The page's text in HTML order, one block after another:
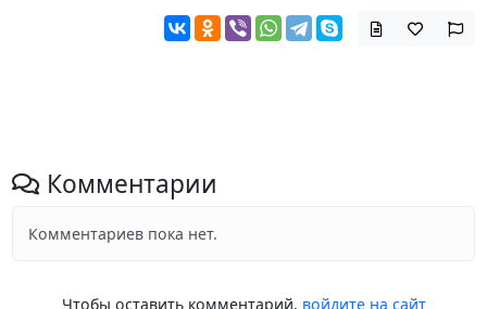
Комментарии
Комментариев пока нет.
Чтобы оставить комментарий, войдите на сайт